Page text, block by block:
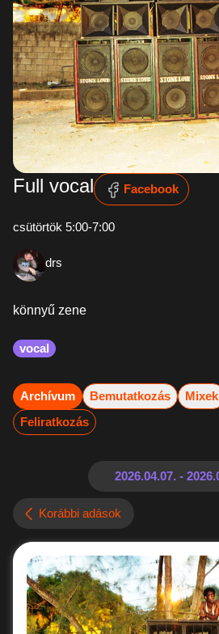
Full vocal Facebook
csütörtök 5:00-7:00
drs
könnyű zene
vocal
Archívum Bemutatkozás Mixek
Feliratkozás
Korábbi adások